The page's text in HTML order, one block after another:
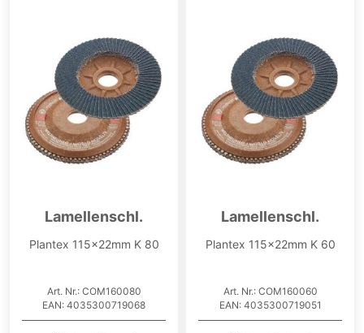
Lamellenschl.
Plantex 115x22mm K 80
Art. Nr.: COM160080
EAN: 4035300719068
Lamellenschl.
Plantex 115x22mm K 60
Art. Nr.: COM160060
EAN: 4035300719051